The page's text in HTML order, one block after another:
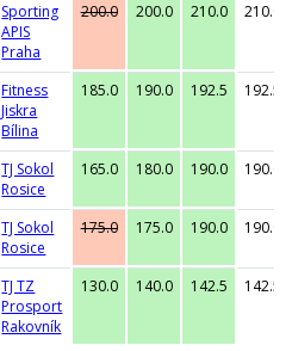
Sporting
APIS
Praha
200.0 200.0 210.0 210.0
Fitness
Jiskra
Bílina
185.0 190.0 192.5 192.5
TJ Sokol
Rosice
165.0 180.0 190.0 190.0
TJ Sokol
Rosice
175.0 175.0 190.0 190.0
TJ TZ
Prosport
Rakovník
130.0 140.0 142.5 142.5